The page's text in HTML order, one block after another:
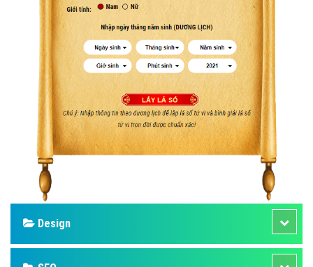
Design